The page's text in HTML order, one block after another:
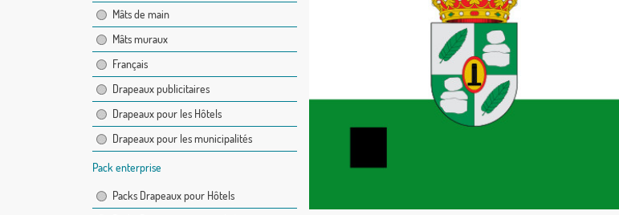
Mâts de main
Mâts muraux
Français
Drapeaux publicitaires
Drapeaux pour les Hôtels
Drapeaux pour les municipalités
Pack enterprise
Packs Drapeaux pour Hôtels